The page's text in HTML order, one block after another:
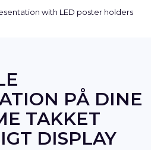
PÅ DINE
TAKKET
DISPLAY